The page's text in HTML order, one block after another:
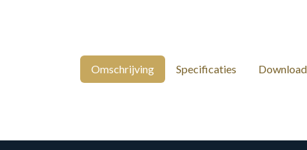
Omschrijving Specificaties